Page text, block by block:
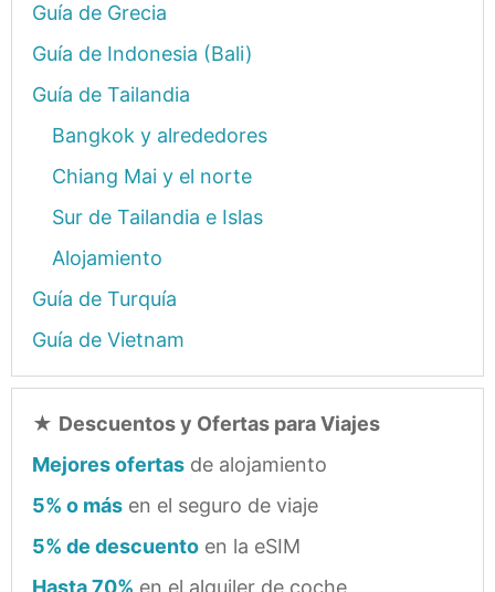
Guía de Grecia
Guía de Indonesia (Bali)
Guía de Tailandia
Bangkok y alrededores
Chiang Mai y el norte
Sur de Tailandia e Islas
Alojamiento
Guía de Turquía
Guía de Vietnam
★ Descuentos y Ofertas para Viajes
Mejores ofertas de alojamiento
5% o más en el seguro de viaje
5% de descuento en la eSIM
Hasta 70% en el alquiler de coche